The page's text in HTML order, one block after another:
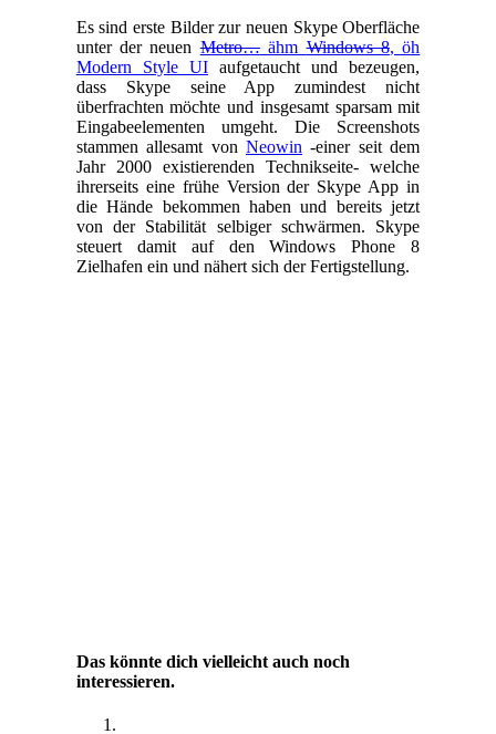
Es sind erste Bilder zur neuen Skype Oberfläche
unter der neuenMetro…ähmWindows 8, öh
Modern Style UIaufgetaucht und bezeugen,
dass Skype seine App zumindest nicht
überfrachten möchte und insgesamt sparsam mit
Eingabeelementen umgeht. Die Screenshots
stammen allesamt von Neowin -einer seit dem
Jahr 2000 existierenden Technikseite- welche
ihrerseits eine frühe Version der Skype App in
die Hände bekommen haben und bereits jetzt
von der Stabilität selbiger schwärmen. Skype
steuert damit auf den Windows Phone 8
Zielhafen ein und nähert sich der Fertigstellung.
Das könnte dich vielleicht auch noch
interessieren.